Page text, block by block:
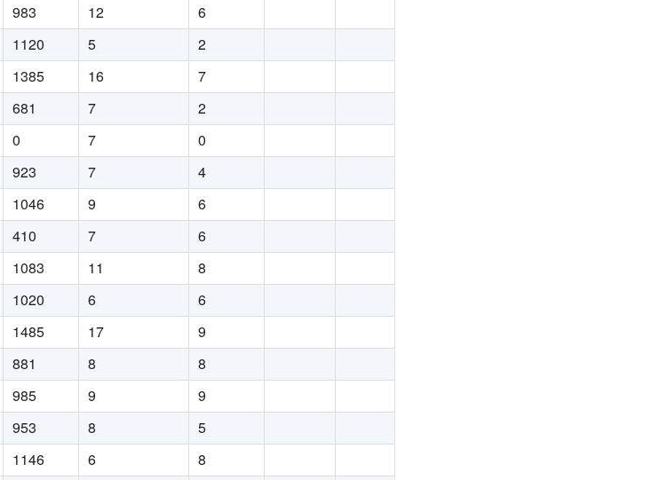
983 12
6
1120 5
2
1385 16
7
681 7
2
0 7
0
923 7
4
1046 9
6
410 7
6
1083 11
8
1020 6
6
1485 17
9
881 8
8
985 9
9
953 8
5
1146 6 8